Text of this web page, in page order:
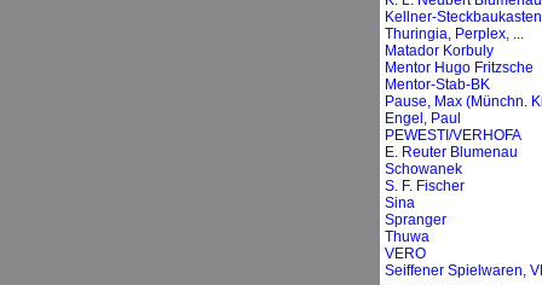
Kellner-Steckbaukasten
Thuringia, Perplex, ...
Matador Korbuly
Mentor Hugo Fritzsche
Mentor-Stab-BK
Pause, Max (Münchn.
Engel, Paul
PEWESTI/VERHOFA
E. Reuter Blumenau
Schowanek
S. F. Fischer
Sina
Spranger
Thuwa
VERO
Seiffener Spielwaren,